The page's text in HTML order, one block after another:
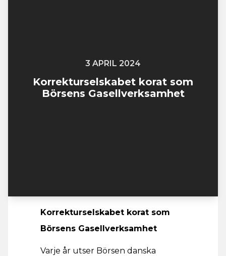
3 APRIL 2024
Korrekturselskabet korat som
Börsens Gasellverksamhet
Korrekturselskabet korat som
Börsens Gasellverksamhet
Varje år utser Börsen danska